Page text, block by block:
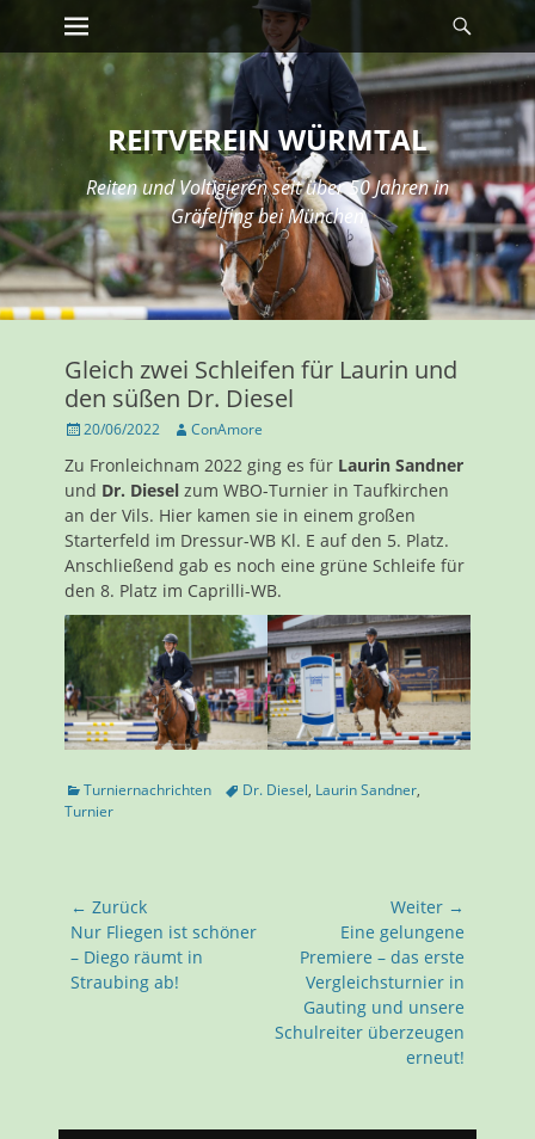
Zum
Inhalt:
Erstes Menü Suche
REITVEREIN WÜRMTAL
Reiten und Voltigieren seit über 50 Jahren in
Gräfelfing bei München
Gleich zwei Schleifen für Laurin und
den süßen Dr. Diesel
Veröffentlicht
20/06/2022 AutorConAmore
Zu Fronleichnam 2022 ging es für Laurin Sandner
und Dr. Diesel zum WBO-Turnier in Taufkirchen
an der Vils. Hier kamen sie in einem großen
Starterfeld im Dressur-WB Kl. E auf den 5. Platz.
Anschließend gab es noch eine grüne Schleife für
den 8. Platz im Caprilli-WB.
Kategorien
Turniernachrichten TagsDr. Diesel, Laurin Sandner,
Turnier
Beitragsnavigation
← Zurück
Vorhergehender
Beitrag:
Nur Fliegen ist schöner
– Diego räumt in
Straubing ab!
Weiter →
Beitrag:
Eine gelungene
Premiere – das erste
Vergleichsturnier in
Gauting und unsere
Schulreiter überzeugen
erneut!